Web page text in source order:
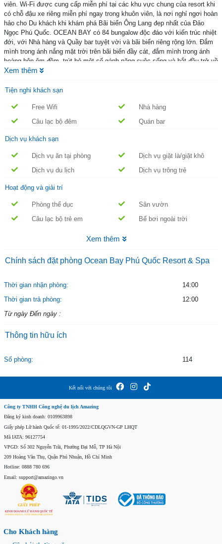
viên. Wi-Fi được cung cấp miễn phí tại các khu vực chung của resort khi
có chỗ đậu xe riêng miễn phí ngay trong khuôn viên, là nơi nghỉ ngơi hoàn
hảo cho Du khách khi khám phá Bãi biển Ông Lang đẹp nhất của Đảo
Ngọc Phú Quốc. OCEAN BAY có 84 bungalow độc đáo với kiến ​​trúc nhiệt
đới, với Nhà hàng và Quầy bar tuyệt vời và bãi biển riêng rộng lớn. Đắm
mình trong ánh nắng mặt trời trên bãi biển đầy cát, đắm mình trong ánh
hoàng hôn êm đềm, trút bỏ một số gánh nặng cuộc sống và bắt đầu trở về
nhà tại The OCEAN BAY
Xem thêm
Tiện nghi khách sạn
Free Wifi
Nhà hàng
Câu lạc bộ đêm
Quán bar
Dịch vụ khách sạn
Dịch vụ ăn tại phòng
Dịch vụ giặt là/giặt khô
Dịch vụ du lịch
Dịch vụ trông trẻ
Hoạt động và giải trí
Phòng thể dục
Sân vườn
Câu lạc bộ trẻ em
Bể bơi ngoài trời
Xem thêm
Chính sách đặt phòng Ocean Bay Phú Quốc Resort & Spa
Thời gian nhận phòng:
14:00
Thời gian trả phòng:
12:00
Từ ngày Đến ngày :
Thông tin hữu ích
Số phòng: 114
Kết nối với chúng tôi
Công ty TNHH Công nghệ du lịch Amazing
Đăng ký kinh doanh: 0109963898
Giấy phép Lữ hành Quốc tế: 01-1995/2022/CDLQGVN-GP LHQT
Mã IATA: 96127754
VPGD: Số 302 Nguyễn Trãi, Phường Đại Mỗ, TP Hà Nội
209 Hoàng Văn Thụ, Quận Phú Nhuận, Hồ Chí Minh
Hotline: 0888 780 696
Email: support@amazingo.vn
Cho Khách hàng